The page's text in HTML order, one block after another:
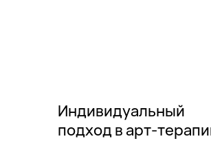
Индивидуальный
подход в арт-